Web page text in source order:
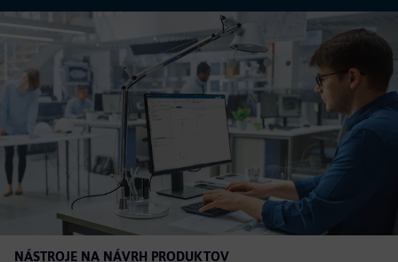
NÁSTROJE NA NÁVRH PRODUKTOV